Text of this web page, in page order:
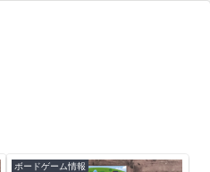
ボードゲーム情報